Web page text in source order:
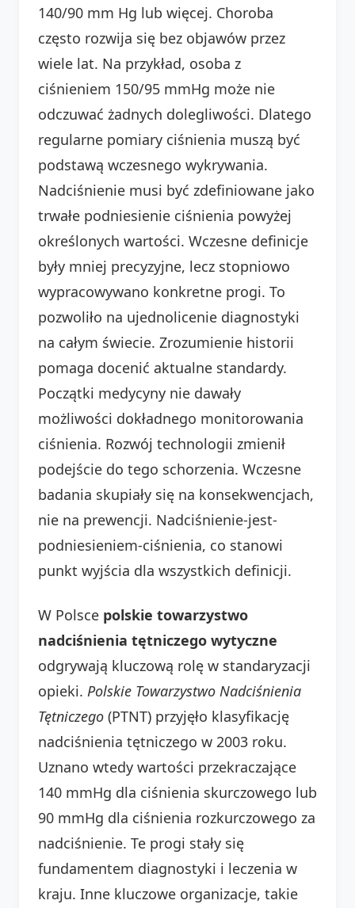
140/90 mm Hg lub więcej. Choroba
często rozwija się bez objawów przez
wiele lat. Na przykład, osoba z
ciśnieniem 150/95 mmHg może nie
odczuwać żadnych dolegliwości. Dlatego
regularne pomiary ciśnienia muszą być
podstawą wczesnego wykrywania.
Nadciśnienie musi być zdefiniowane jako
trwałe podniesienie ciśnienia powyżej
określonych wartości. Wczesne definicje
były mniej precyzyjne, lecz stopniowo
wypracowywano konkretne progi. To
pozwoliło na ujednolicenie diagnostyki
na całym świecie. Zrozumienie historii
pomaga docenić aktualne standardy.
Początki medycyny nie dawały
możliwości dokładnego monitorowania
ciśnienia. Rozwój technologii zmienił
podejście do tego schorzenia. Wczesne
badania skupiały się na konsekwencjach,
nie na prewencji. Nadciśnienie-jest-
podniesieniem-ciśnienia, co stanowi
punkt wyjścia dla wszystkich definicji.
W Polsce polskie towarzystwo
nadciśnienia tętniczego wytyczne
odgrywają kluczową rolę w standaryzacji
opieki. Polskie Towarzystwo Nadciśnienia
Tętniczego (PTNT) przyjęło klasyfikację
nadciśnienia tętniczego w 2003 roku.
Uznano wtedy wartości przekraczające
140 mmHg dla ciśnienia skurczowego lub
90 mmHg dla ciśnienia rozkurczowego za
nadciśnienie. Te progi stały się
fundamentem diagnostyki i leczenia w
kraju. Inne kluczowe organizacje, takie